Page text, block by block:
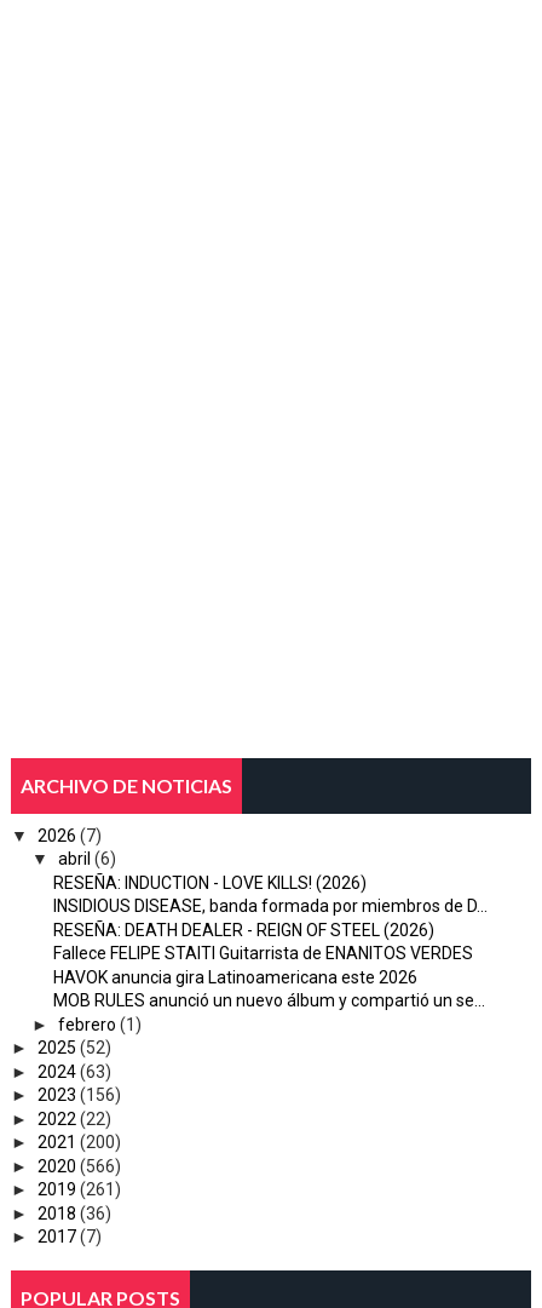
ARCHIVO DE NOTICIAS
▼ 2026 (7)
▼
abril (6)
RESEÑA: INDUCTION - LOVE KILLS! (2026)
INSIDIOUS DISEASE, banda formada por miembros de D...
RESEÑA: DEATH DEALER - REIGN OF STEEL (2026)
Fallece FELIPE STAITI Guitarrista de ENANITOS VERDES
HAVOK anuncia gira Latinoamericana este 2026
MOB RULES anunció un nuevo álbum y compartió un se...
► febrero (1)
► 2025 (52)
► 2024(63)
► 2023 (156)
► 2022 (22)
► 2021 (200)
► 2020 (566)
► 2019 (261)
► 2018 (36)
► 2017(7)
POPULAR POSTS